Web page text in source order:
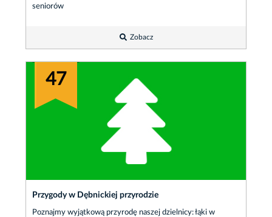
seniorów
Zobacz
47
Przygody w Dębnickiej przyrodzie
Poznajmy wyjątkową przyrodę naszej dzielnicy: łąki w